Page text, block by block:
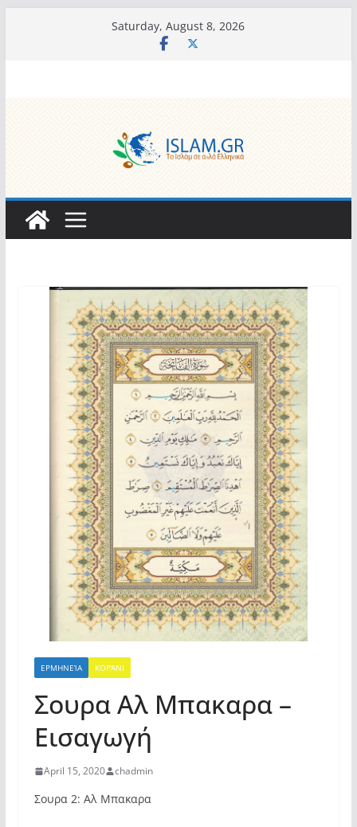
Saturday, August 8, 2026
ΕΡΜΗΝΕΊΑ ΚΟΡΆΝΙ
Σουρα Αλ Μπακαρα –
Εισαγωγή
April 15, 2020 chadmin
Σουρα 2: Αλ Μπακαρα